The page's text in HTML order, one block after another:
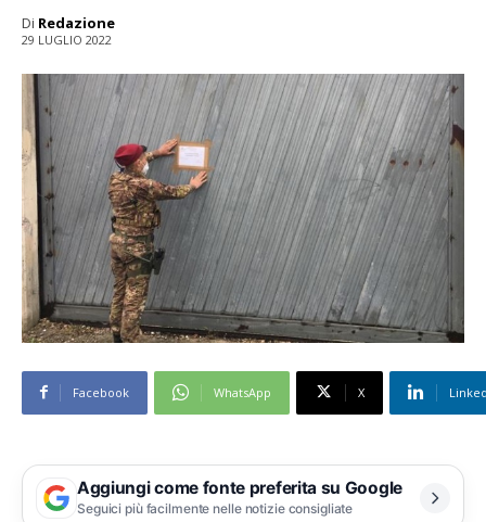
Di Redazione
29 LUGLIO 2022
Facebook WhatsApp X
Aggiungi come fonte preferita su Google
Seguici più facilmente nelle notizie consigliate